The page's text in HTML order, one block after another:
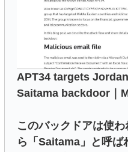
APT34 targets
Saitama backdoor｜
このバックドアは使
ら「Saitama」と呼ば